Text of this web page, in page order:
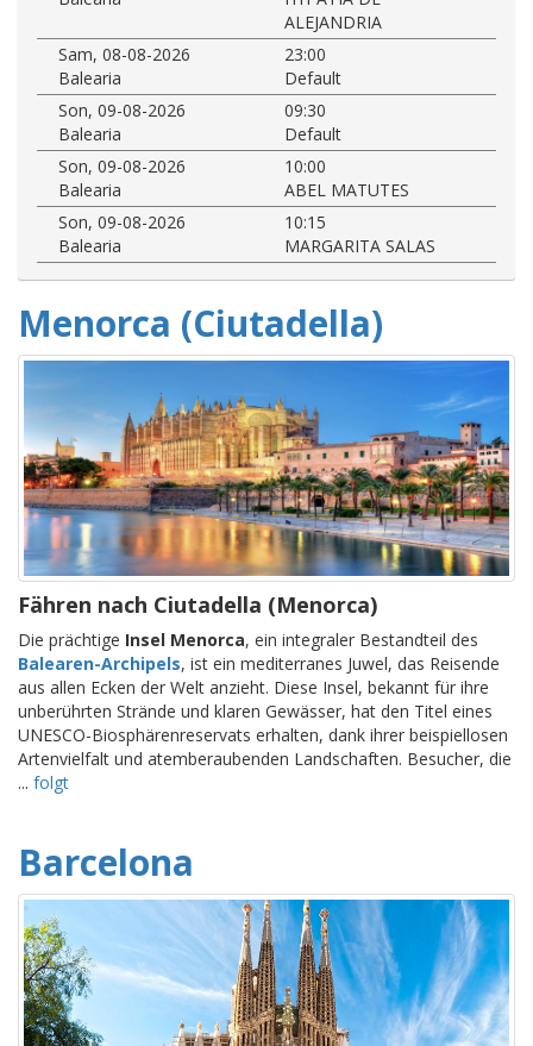
ALEJANDRIA
Sam, 08-08-2026
23:00
Balearia
Default
Son, 09-08-2026
09:30
Balearia
Default
Son, 09-08-2026
10:00
Balearia
ABEL MATUTES
Son, 09-08-2026
10:15
Balearia
MARGARITA SALAS
Menorca (Ciutadella)
Fähren nach Ciutadella (Menorca)
Die prächtige Insel Menorca, ein integraler Bestandteil des
Balearen-Archipels, ist ein mediterranes Juwel, das Reisende
aus allen Ecken der Welt anzieht. Diese Insel, bekannt für ihre
unberührten Strände und klaren Gewässer, hat den Titel eines
UNESCO-Biosphärenreservats erhalten, dank ihrer beispiellosen
Artenvielfalt und atemberaubenden Landschaften. Besucher, die
... folgt
Barcelona